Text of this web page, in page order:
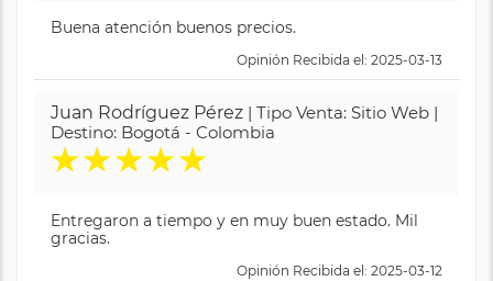
Buena atención buenos precios.
Opinión Recibida el: 2025-03-13
Juan Rodríguez Pérez | Tipo Venta: Sitio Web |
Destino: Bogotá - Colombia
★★★★★
Entregaron a tiempo y en muy buen estado. Mil
gracias.
Opinión Recibida el: 2025-03-12